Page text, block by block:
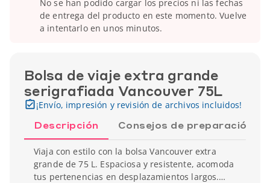
No se han podido cargar los precios ni las fechas
de entrega del producto en este momento. Vuelve
a intentarlo en unos minutos.
Bolsa de viaje extra grande
serigrafiada Vancouver 75L
¡Envío, impresión y revisión de archivos incluidos!
Descripción Consejos de preparación
Viaja con estilo con la bolsa Vancouver extra
grande de 75 L. Espaciosa y resistente, acomoda
tus pertenencias en desplazamientos largos.